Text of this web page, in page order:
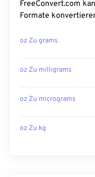
FreeConvert.com
Formate
oz Zu grams
oz Zu milligrams
oz Zu micrograms
oz Zu kg